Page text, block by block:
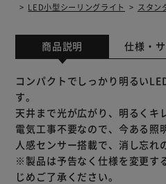
LED小型シーリングライト
スタン
商品説明 仕様・
コンパクトでしっかり明るい
す。
天井まで光が広がり、明るくキ
電気工事不要なので、今ある照
人感センサー搭載で、消し忘れ
※製品は予告なく仕様を変更す
じめご了承ください。